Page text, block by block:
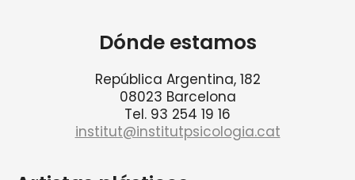
Dónde estamos
República Argentina, 182
08023 Barcelona
Tel. 93 254 19 16
institut@institutpsicologia.cat